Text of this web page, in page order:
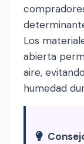
Los
abierta
aire,
humedad